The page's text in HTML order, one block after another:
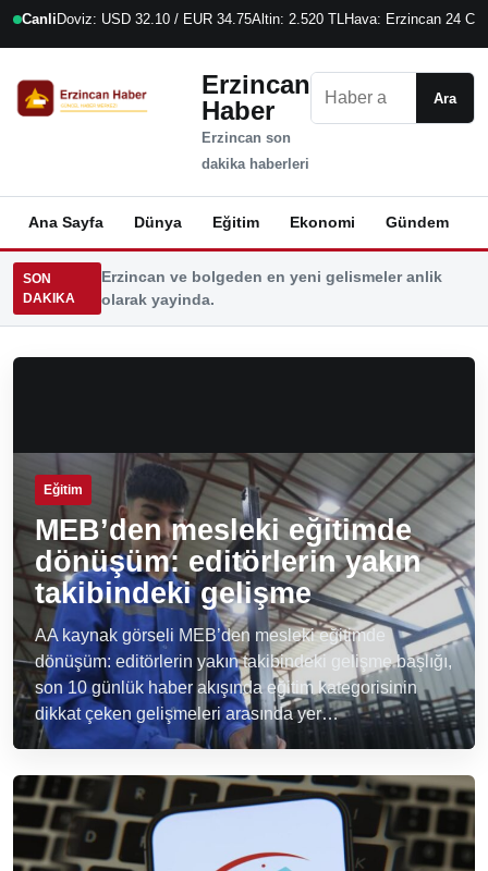
Canli Doviz: USD 32.10 / EUR 34.75Altin: 2.520 TLHava: Erzincan 24 C
Erzincan
Haber
Erzincan son
dakika haberleri
Ara
Ana Sayfa Dünya Eğitim Ekonomi Gündem
SON
DAKIKA
Erzincan ve bolgeden en yeni gelismeler anlik
olarak yayinda.
Eğitim
MEB’den mesleki eğitimde
dönüşüm: editörlerin yakın
takibindeki gelişme
AA kaynak görseli MEB’den mesleki eğitimde
dönüşüm: editörlerin yakın takibindeki gelişme başlığı,
son 10 günlük haber akışında eğitim kategorisinin
dikkat çeken gelişmeleri arasında yer…